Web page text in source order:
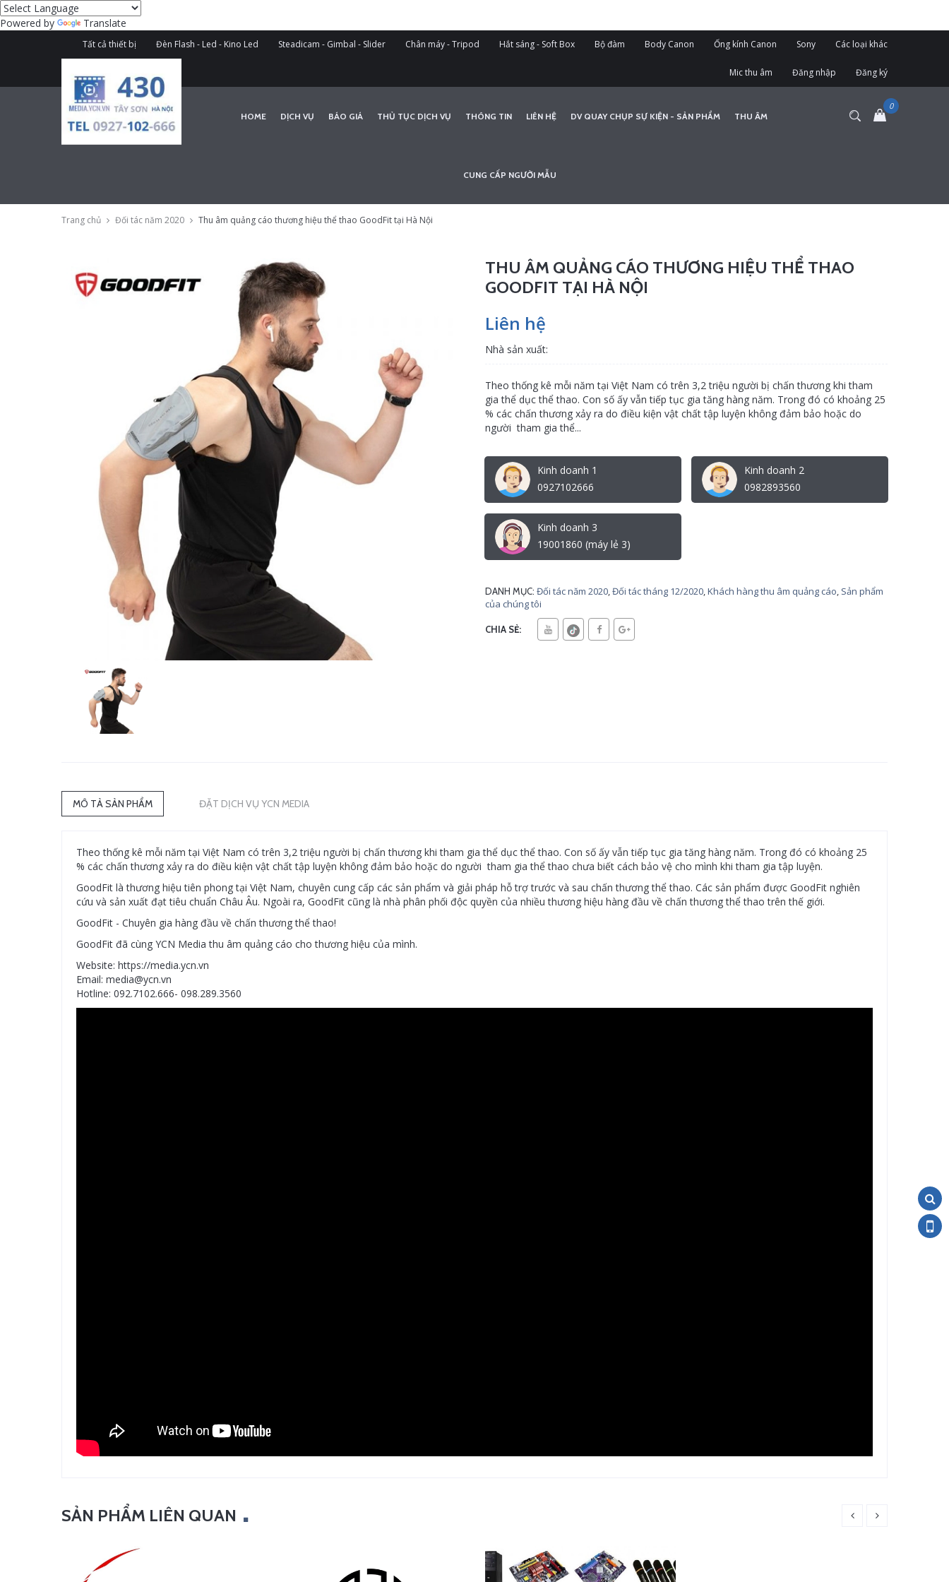
Powered by Translate
Tất cả thiết bị Đèn Flash - Led - Kino Led Steadicam - Gimbal - Slider Chân máy - Tripod Hắt sáng - Soft Box Bộ đàm Body Canon Ống kính Canon Sony Các loại khác
Mic thu âm Đăng nhập Đăng ký
HOME DỊCH VỤ BÁO GIÁ THỦ TỤC DỊCH VỤ THÔNG TIN LIÊN HỆ DV QUAY CHỤP SỰ KIỆN - SẢN PHẨM THU ÂM
CUNG CẤP NGƯỜI MẪU
Trang chủ Đối tác năm 2020 Thu âm quảng cáo thương hiệu thể thao GoodFit tại Hà Nội
THU ÂM QUẢNG CÁO THƯƠNG HIỆU THỂ THAO
GOODFIT TẠI HÀ NỘI
Liên hệ
Nhà sản xuất:
Theo thống kê mỗi năm tại Việt Nam có trên 3,2 triệu người bị chấn thương khi tham
gia thể dục thể thao. Con số ấy vẫn tiếp tục gia tăng hàng năm. Trong đó có khoảng 25
% các chấn thương xảy ra do điều kiện vật chất tập luyện không đảm bảo hoặc do
người tham gia thể...
Kinh doanh 1
0927102666
Kinh doanh 2
0982893560
Kinh doanh 3
19001860 (máy lẻ 3)
DANH MỤC: Đối tác năm 2020,Đối tác tháng 12/2020,Khách hàng thu âm quảng cáo, Sản phẩm
của chúng tôi
CHIA SẺ:
MÔ TẢ SẢN PHẨM ĐẶT DỊCH VỤ YCN MEDIA
Theo thống kê mỗi năm tại Việt Nam có trên 3,2 triệu người bị chấn thương khi tham gia thể dục thể thao. Con số ấy vẫn tiếp tục gia tăng hàng năm. Trong đó có khoảng 25
% các chấn thương xảy ra do điều kiện vật chất tập luyện không đảm bảo hoặc do người tham gia thể thao chưa biết cách bảo vệ cho mình khi tham gia tập luyện.
GoodFit là thương hiệu tiên phong tại Việt Nam, chuyên cung cấp các sản phẩm và giải pháp hỗ trợ trước và sau chấn thương thể thao. Các sản phẩm được GoodFit nghiên
cứu và sản xuất đạt tiêu chuẩn Châu Âu. Ngoài ra, GoodFit cũng là nhà phân phối độc quyền của nhiều thương hiệu hàng đầu về chấn thương thể thao trên thế giới.
GoodFit - Chuyên gia hàng đầu về chấn thương thể thao!
GoodFit đã cùng YCN Media thu âm quảng cáo cho thương hiệu của mình.
Website: https://media.ycn.vn
Email: media@ycn.vn
Hotline: 092.7102.666- 098.289.3560
SẢN PHẨM LIÊN QUAN